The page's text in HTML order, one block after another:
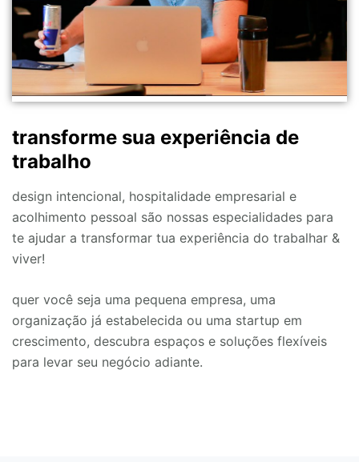
transforme sua experiência de
trabalho
design intencional, hospitalidade empresarial e
acolhimento pessoal são nossas especialidades para
te ajudar a transformar tua experiência do trabalhar &
viver!
quer você seja uma pequena empresa, uma
organização já estabelecida ou uma startup em
crescimento, descubra espaços e soluções flexíveis
para levar seu negócio adiante.